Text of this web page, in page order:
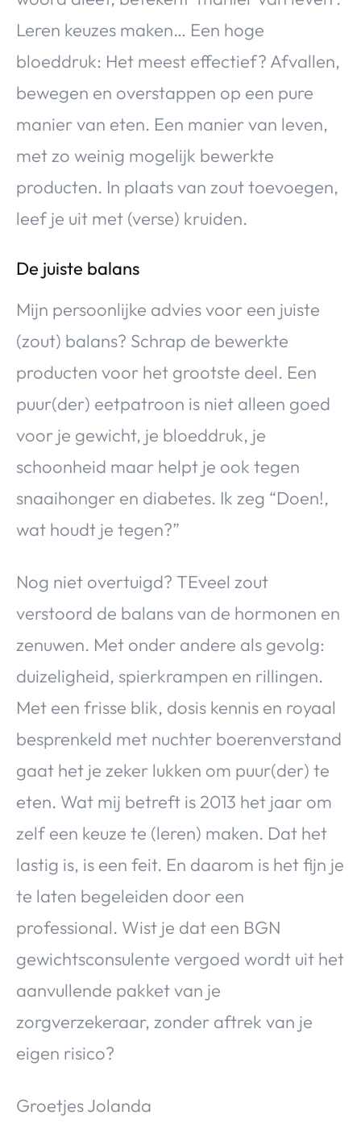
Leren keuzes maken… Een hoge
bloeddruk: Het meest effectief? Afvallen,
bewegen en overstappen op een pure
manier van eten. Een manier van leven,
met zo weinig mogelijk bewerkte
producten. In plaats van zout toevoegen,
leef je uit met (verse) kruiden.
De juiste balans
Mijn persoonlijke advies voor een juiste
(zout) balans? Schrap de bewerkte
producten voor het grootste deel. Een
puur(der) eetpatroon is niet alleen goed
voor je gewicht, je bloeddruk, je
schoonheid maar helpt je ook tegen
snaaihonger en diabetes. Ik zeg “Doen!,
wat houdt je tegen?”
Nog niet overtuigd? TEveel zout
verstoord de balans van de hormonen en
zenuwen. Met onder andere als gevolg:
duizeligheid, spierkrampen en rillingen.
Met een frisse blik, dosis kennis en royaal
besprenkeld met nuchter boerenverstand
gaat het je zeker lukken om puur(der) te
eten. Wat mij betreft is 2013 het jaar om
zelf een keuze te (leren) maken. Dat het
lastig is, is een feit. En daarom is het fijn je
te laten begeleiden door een
professional. Wist je dat een BGN
gewichtsconsulente vergoed wordt uit het
aanvullende pakket van je
zorgverzekeraar, zonder aftrek van je
eigen risico?
Groetjes Jolanda